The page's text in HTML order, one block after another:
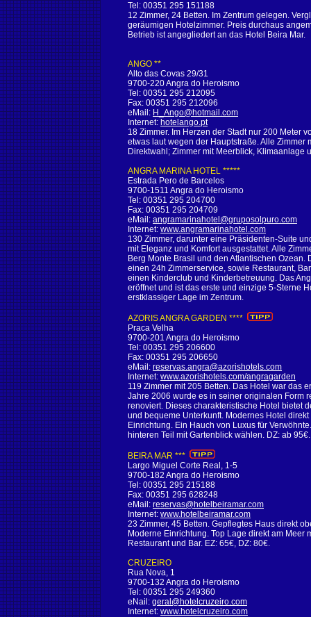
Tel: 00351 295 151188
12 Zimmer, 24 Betten. Im Zentrum gelegen.
geräumigen Hotelzimmer. Preis durchaus
Betrieb ist angegliedert an das Hotel Beira Mar.
ANGO **
Alto das Covas 29/31
9700-220 Angra do Heroismo
Tel: 00351 295 212095
Fax: 00351 295 212096
eMail: H_Ango@hotmail.com
Internet: hotelango.pt
18 Zimmer. Im Herzen der Stadt nur 200 Meter
etwas laut wegen der Hauptstraße. Alle Zimmer
Direktwahl; Zimmer mit Meerblick, Klimaanlage
ANGRA MARINA HOTEL *****
Estrada Pero de Barcelos
9700-1511 Angra do Heroismo
Tel: 00351 295 204700
Fax: 00351 295 204709
eMail: angramarinahotel@gruposolpuro.com
Internet: www.angramarinahotel.com
130 Zimmer, darunter eine Präsidenten-Suite
mit Eleganz und Komfort ausgestattet. Alle
Berg Monte Brasil und den Atlantischen
einen 24h Zimmerservice, sowie Restaurant,
einen Kinderclub und Kinderbetreuung. Das
eröffnet und ist das erste und einzige 5-Sterne
erstklassiger Lage im Zentrum.
AZORIS ANGRA GARDEN ****
Praca Velha
9700-201 Angra do Heroismo
Tel: 00351 295 206600
Fax: 00351 295 206650
eMail: reservas.angra@azorishotels.com
Internet: www.azorishotels.com/angragarden
119 Zimmer mit 205 Betten. Das Hotel war das
Jahre 2006 wurde es in seiner originalen Form
renoviert. Dieses charakteristische Hotel bietet
und bequeme Unterkunft. Modernes Hotel
Einrichtung. Ein Hauch von Luxus für
hinteren Teil mit Gartenblick wählen. DZ: ab 95€.
BEIRA MAR ***
Largo Miguel Corte Real, 1-5
9700-182 Angra do Heroismo
Tel: 00351 295 215188
Fax: 00351 295 628248
eMail: reservas@hotelbeiramar.com
Internet: www.hotelbeiramar.com
23 Zimmer, 45 Betten. Gepflegtes Haus direkt
Moderne Einrichtung. Top Lage direkt am Meer
Restaurant und Bar. EZ: 65€, DZ: 80€.
CRUZEIRO
Rua Nova, 1
9700-132 Angra do Heroismo
Tel: 00351 295 249360
eNail: geral@hotelcruzeiro.com
Internet: www.hotelcruzeiro.com